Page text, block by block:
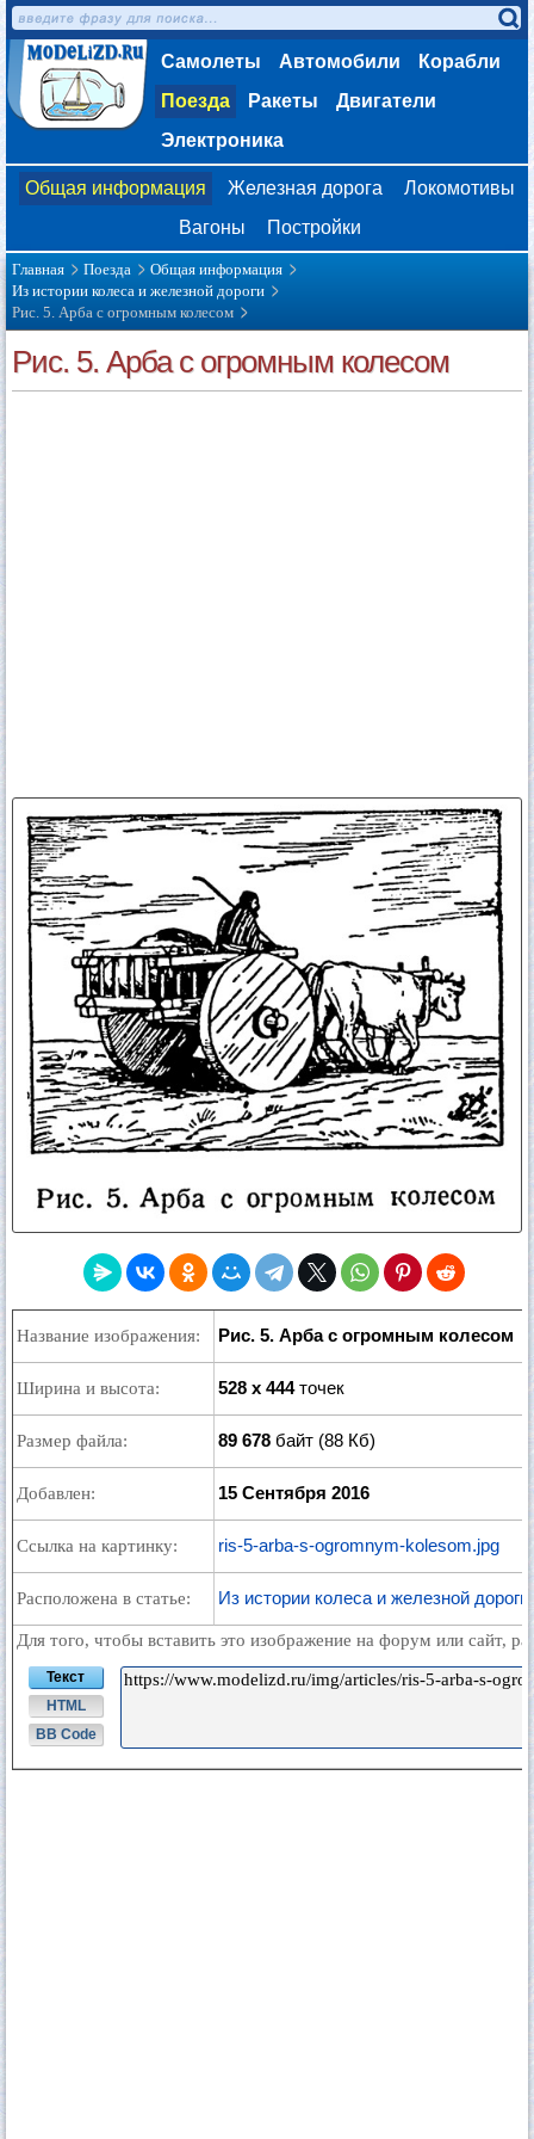
Самолеты Автомобили
Корабли
Поезда
Ракеты
Двигатели
Электроника
Общая информация Железная дорога
Локомотивы
Вагоны
Постройки
Главная Поезда
Общая информация
Из истории колеса и железной дороги
Рис. 5. Арба с огромным колесом
Рис. 5. Арба с огромным колесом
Название изображения: Рис. 5. Арба с огромным колесом
Ширина и высота: 528 x 444точек
Размер файла: 89 678 байт (88 Кб)
Добавлен: 15 Сентября 2016
Ссылка на картинку: ris-5-arba-s-ogromnym-kolesom.jpg
Расположена в статье: Из истории колеса и железной дороги
Для того, чтобы вставить это изображение на форум или сайт,
Текст
HTML
BB Code